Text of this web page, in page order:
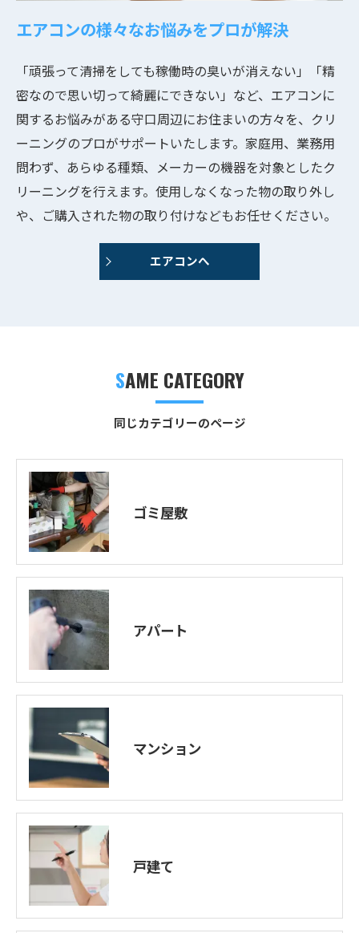
エアコンの様々なお悩みをプロが解決
「頑張って清掃をしても稼働時の臭いが消えない」「精
密なので思い切って綺麗にできない」など、エアコンに
関するお悩みがある守口周辺にお住まいの方々を、クリ
ーニングのプロがサポートいたします。家庭用、業務用
問わず、あらゆる種類、メーカーの機器を対象としたク
リーニングを行えます。使用しなくなった物の取り外し
や、ご購入された物の取り付けなどもお任せください。
エアコンへ
同じカテゴリーのページ
SAME CATEGORY
ゴミ屋敷
アパート
マンション
戸建て